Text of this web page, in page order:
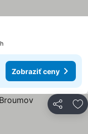
Zobraziť ceny
Zdieľať